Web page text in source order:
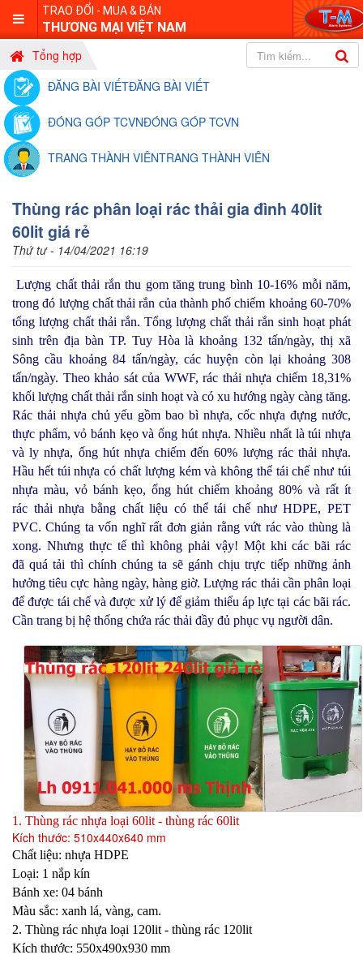
TRAO ĐỔI - MUA & BÁN
THƯƠNG MẠI VIỆT NAM
Tổng hợp
ĐĂNG BÀI VIẾTĐĂNG BÀI VIẾT
ĐÓNG GÓP TCVNĐÓNG GÓP TCVN
TRANG THÀNH VIÊNTRANG THÀNH VIÊN
Thùng rác phân loại rác thải gia đình 40lit
60lit giá rẻ
Thứ tư - 14/04/2021 16:19
Lượng chất thải rắn thu gom tăng trung bình 10-16% mỗi năm,
trong đó lượng chất thải rắn của thành phố chiếm khoảng 60-70%
tổng lượng chất thải rắn. Tổng lượng chất thải rắn sinh hoạt phát
sinh trên địa bàn TP. Tuy Hòa là khoảng 132 tấn/ngày, thị xã
Sông cầu khoảng 84 tấn/ngày, các huyện còn lại khoảng 308
tấn/ngày. Theo khảo sát của WWF, rác thải nhựa chiếm 18,31%
khối lượng chất thải rắn sinh hoạt và có xu hướng ngày càng tăng.
Rác thải nhựa chủ yếu gồm bao bì nhựa, cốc nhựa đựng nước,
thực phẩm, vỏ bánh kẹo và ống hút nhựa. Nhiều nhất là túi nhựa
và ly nhựa, ống hút nhựa chiếm đến 60% lượng rác thải nhựa.
Hầu hết túi nhựa có chất lượng kém và không thể tái chế như túi
nhựa màu, vỏ bánh kẹo, ống hút chiếm khoảng 80% và rất ít
rác thải nhựa bằng chất liệu có thể tái chế như HDPE, PET
PVC.Chúng ta vốn nghĩ rất đơn giản rằng vứt rác vào thùng là
xong. Nhưng thực tế thì không phải vậy! Một khi các bãi rác
đã quá tải thì chính chúng ta sẽ gánh chịu trực tiếp những ảnh
hưởng tiêu cực hàng ngày, hàng giờ. Lượng rác thải cần phân loại
để được tái chế và được xử lý để giảm thiểu áp lực tại các bãi rác.
Cần trang bị hệ thống chứa rác thải đầy đủ phục vụ người dân.
1. Thùng rác nhựa loại 60lit - thùng rác 60lit
Kích thước: 510x440x640 mm
Chất liệu: nhựa HDPE
Loại: 1 nắp kín
Bánh xe: 04 bánh
Màu sắc: xanh lá, vàng, cam.
2. Thùng rác nhựa loại 120lit - thùng rác 120lit
Kích thước: 550x490x930 mm